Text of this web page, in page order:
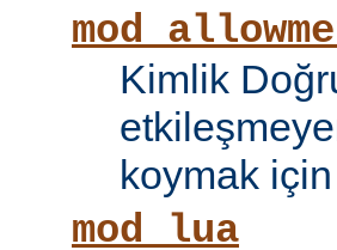
Kimlik
koymak
mod_lua